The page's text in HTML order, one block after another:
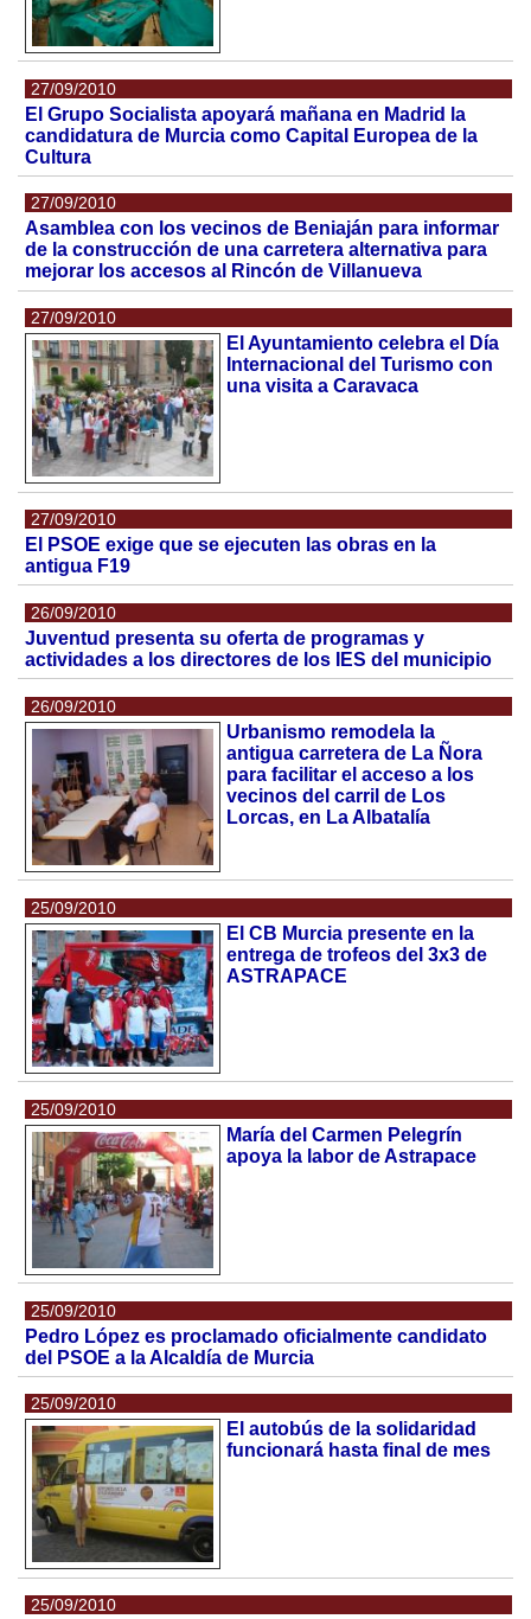
27/09/2010
El Grupo Socialista apoyará mañana en Madrid la
candidatura de Murcia como Capital Europea de la
Cultura
27/09/2010
Asamblea con los vecinos de Beniaján para informar
de la construcción de una carretera alternativa para
mejorar los accesos al Rincón de Villanueva
27/09/2010
El Ayuntamiento celebra el Día
Internacional del Turismo con
una visita a Caravaca
27/09/2010
El PSOE exige que se ejecuten las obras en la
antigua F19
26/09/2010
Juventud presenta su oferta de programas y
actividades a los directores de los IES del municipio
26/09/2010
Urbanismo remodela la
antigua carretera de La Ñora
para facilitar el acceso a los
vecinos del carril de Los
Lorcas, en La Albatalía
25/09/2010
El CB Murcia presente en la
entrega de trofeos del 3x3 de
ASTRAPACE
25/09/2010
María del Carmen Pelegrín
apoya la labor de Astrapace
25/09/2010
Pedro López es proclamado oficialmente candidato
del PSOE a la Alcaldía de Murcia
25/09/2010
El autobús de la solidaridad
funcionará hasta final de mes
25/09/2010